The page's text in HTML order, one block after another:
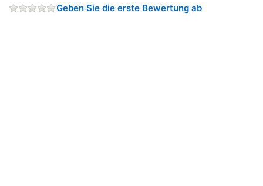
Geben Sie die erste Bewertung ab